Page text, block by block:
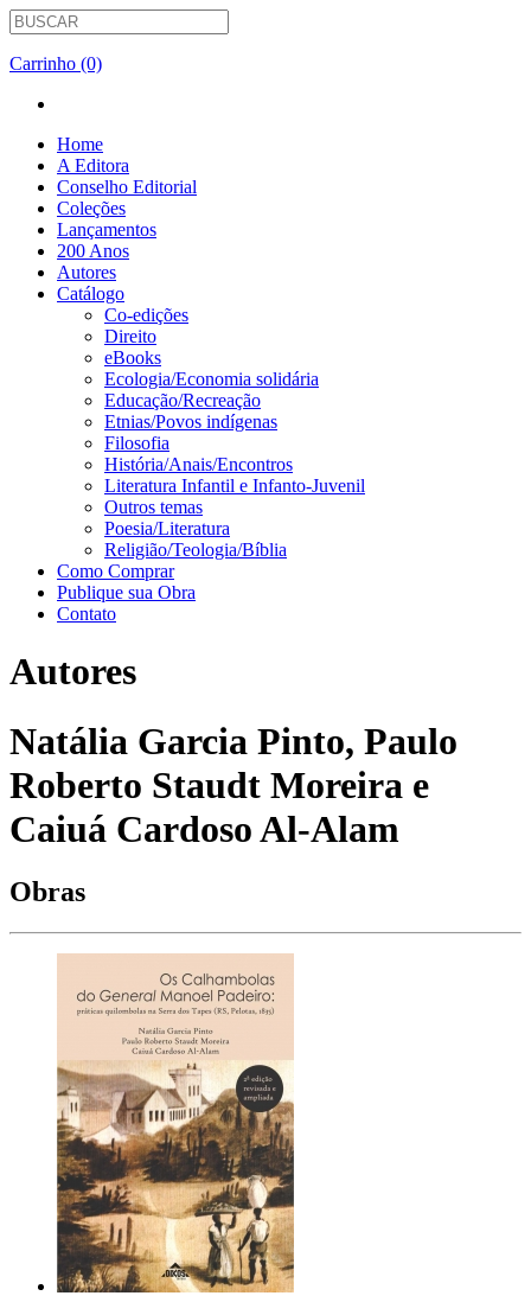
Carrinho (0)
Home
A Editora
Conselho Editorial
Coleções
Lançamentos
200 Anos
Autores
Catálogo
Co-edições
Direito
eBooks
Ecologia/Economia solidária
Educação/Recreação
Etnias/Povos indígenas
Filosofia
História/Anais/Encontros
Literatura Infantil e Infanto-Juvenil
Outros temas
Poesia/Literatura
Religião/Teologia/Bíblia
Como Comprar
Publique sua Obra
Contato
Autores
Natália Garcia Pinto, Paulo
Roberto Staudt Moreira e
Caiuá Cardoso Al-Alam
Obras